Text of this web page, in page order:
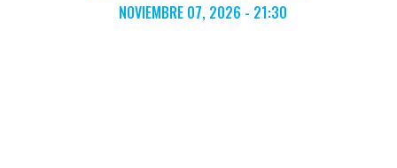
NOVIEMBRE 07, 2026 - 21:30